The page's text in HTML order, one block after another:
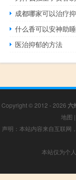
成都哪家可以治疗
什么香可以安神助
医治抑郁的方法
Copyright © 2012 - 2026 六
地图 |
声明：本站内容来自互联网
本站仅为个